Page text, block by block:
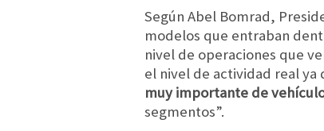
Según Abel Bomrad,
modelos que entraban
nivel de operaciones que
el nivel de actividad real ya
muy importante de
segmentos”.